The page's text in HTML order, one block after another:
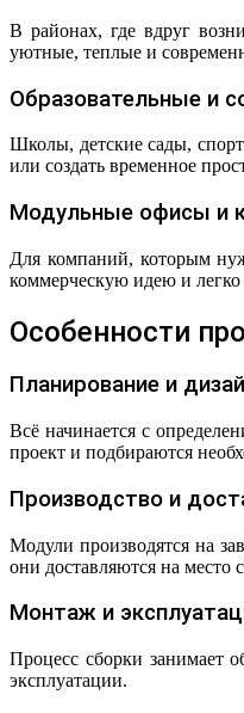
В районах, где вдруг
уютные, теплые и
Образовательные и
Школы, детские сады,
или создать временное
Модульные офисы и
Для компаний, которым
коммерческую идею и легко
Особенности
Планирование и
Всё начинается с
проект и подбираются
Производство и
Модули производятся на
они доставляются на место
Монтаж и
Процесс сборки занимает
эксплуатации.